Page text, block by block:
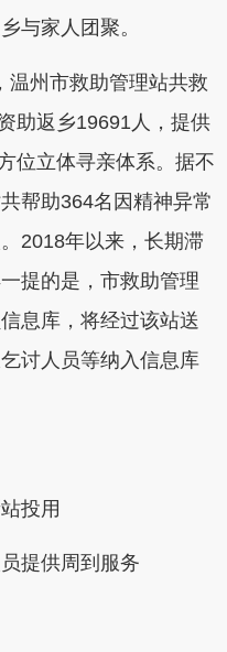
与家人团聚。
州市救助管理站共救
助返乡19691人，提供
位立体寻亲体系。据不
帮助364名因精神异常
2018年以来，长期滞
提的是，市救助管理
息库，将经过该站送
讨人员等纳入信息库
投用
提供周到服务